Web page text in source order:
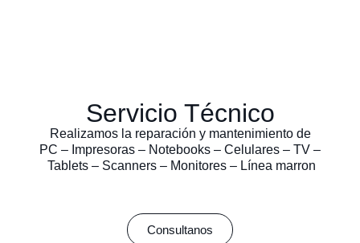
Servicio Técnico
Realizamos la reparación y mantenimiento de
PC – Impresoras – Notebooks – Celulares – TV –
Tablets – Scanners – Monitores – Línea marron
Consultanos